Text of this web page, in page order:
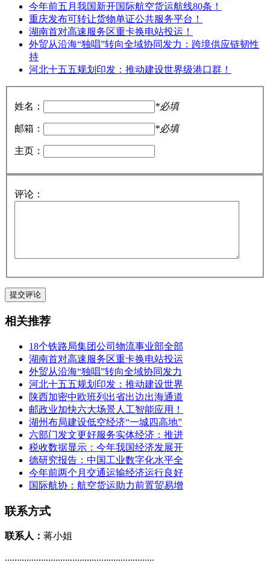
今年前五月我国新开国际航空货运航线80条！
重庆发布可转让货物单证公共服务平台！
湖南首对高速服务区重卡换电站投运！
外贸从沿海“独唱”转向全域协同发力：跨境供应链韧性
持
河北十五五规划印发：推动建设世界级港口群！
姓名： *必填
邮箱： *必填
主页：
评论：
相关推荐
18个铁路局集团公司物流事业部全部
湖南首对高速服务区重卡换电站投运
外贸从沿海“独唱”转向全域协同发力
河北十五五规划印发：推动建设世界
陕西加密中欧班列出省出边出海通道
邮政业加快六大场景人工智能应用！
湖州布局建设低空经济“一城四高地”
六部门发文更好服务实体经济：推进
税收数据显示：今年我国经济发展开
德研究报告：中国工业数字化水平全
今年前两个月交通运输经济运行良好
国际航协：航空货运助力前置贸易增
联系方式
联系人： 蒋小姐
..............................................................